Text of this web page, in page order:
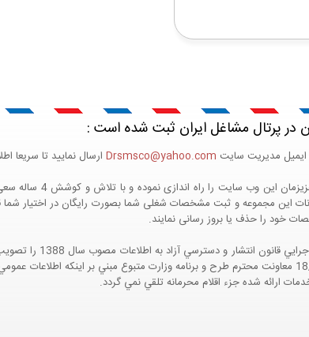
در پرتال مشاغل ایران ثبت شده است :
مدیریت سایت Drsmsco@yahoo.com ارسال نمایید تا سریعا
پرتال مشاغل ایران در جهت
مجموعه و ثبت مشخصات شغلی شما بصورت رایگان در اختیار شما
خود را حذف یا بروز رسانی نمایند.
هيئت محترم دولت طي مصوبه
مواد 5 و 9 آيين نامه اجرايي و همچنين با تکيه بر نامه شماره 111321/60 مورخ 18/05/1394 معاونت محترم طرح و برنامه
ارائه شده جزء اقلام محرمانه تلقي نمي گردد.